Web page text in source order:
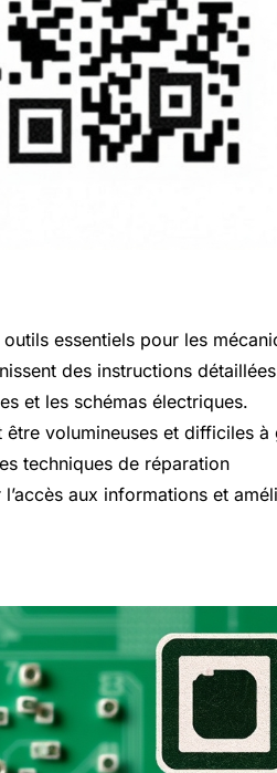
essentiels pour les
des instructions
et les schémas électriques.
volumineuses et difficiles à
techniques de réparation
aux informations et